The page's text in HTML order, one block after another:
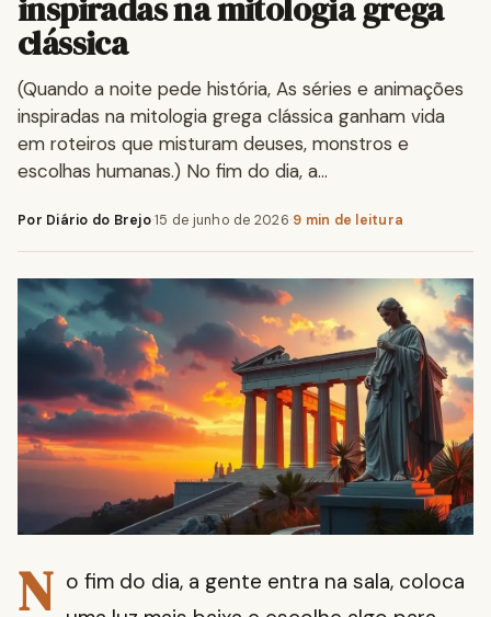
inspiradas na mitologia grega
clássica
(Quando a noite pede história, As séries e animações
inspiradas na mitologia grega clássica ganham vida
em roteiros que misturam deuses, monstros e
escolhas humanas.) No fim do dia, a…
Por Diário do Brejo·15 de junho de 2026·9 min de leitura
N o fim do dia, a gente entra na sala, coloca